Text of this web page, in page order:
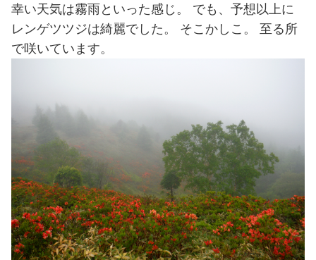
幸い天気は霧雨といった感じ。 でも、予想以上に
レンゲツツジは綺麗でした。 そこかしこ。 至る所
で咲いています。